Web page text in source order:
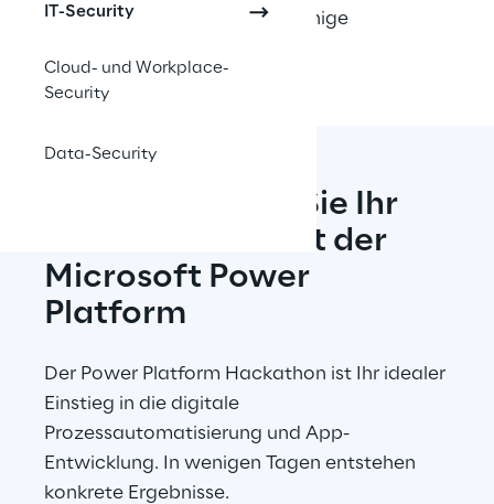
IT-Security
Cloud- und Workplace-
Security
Data-Security
Fachbereiche und eine tragfähige
Transformieren Sie Ihr
Unternehmen mit der
Microsoft Power
Platform
Der Power Platform Hackathon ist Ihr idealer
Einstieg in die digitale
Prozessautomatisierung und App-
Entwicklung. In wenigen Tagen entstehen
konkrete Ergebnisse.